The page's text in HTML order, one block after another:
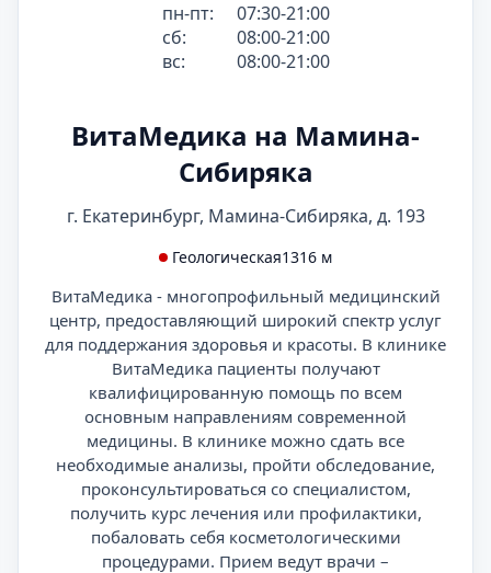
пн-пт:
07:30-21:00
сб:
08:00-21:00
вс:
08:00-21:00
ВитаМедика на Мамина-
Сибиряка
г. Екатеринбург, Мамина-Сибиряка, д. 193
Геологическая1316 м
ВитаМедика - многопрофильный медицинский
центр, предоставляющий широкий спектр услуг
для поддержания здоровья и красоты. В клинике
ВитаМедика пациенты получают
квалифицированную помощь по всем
основным направлениям современной
медицины. В клинике можно сдать все
необходимые анализы, пройти обследование,
проконсультироваться со специалистом,
получить курс лечения или профилактики,
побаловать себя косметологическими
процедурами. Прием ведут врачи –